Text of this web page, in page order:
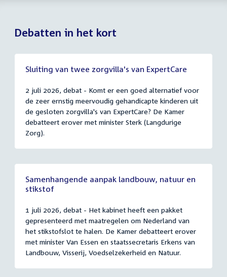
Debatten in het kort
Sluiting van twee zorgvilla's van ExpertCare
2 juli 2026, debat - Komt er een goed alternatief voor
de zeer ernstig meervoudig gehandicapte kinderen uit
de gesloten zorgvilla's van ExpertCare? De Kamer
debatteert erover met minister Sterk (Langdurige
Zorg).
Samenhangende aanpak landbouw, natuur en
stikstof
1 juli 2026, debat - Het kabinet heeft een pakket
gepresenteerd met maatregelen om Nederland van
het stikstofslot te halen. De Kamer debatteert erover
met minister Van Essen en staatssecretaris Erkens van
Landbouw, Visserij, Voedselzekerheid en Natuur.